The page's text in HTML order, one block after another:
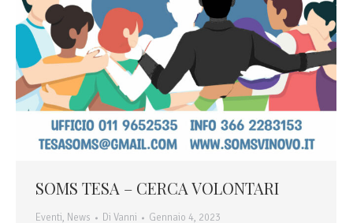
SOMS TESA – CERCA VOLONTARI
Eventi, News Di Vanni Gennaio 4, 2023